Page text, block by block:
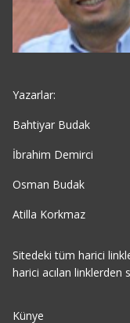
Yazarlar:
Bahtiyar Budak
İbrahim Demirci
Osman Budak
Atilla Korkmaz
Sitedeki tüm harici
harici acılan linklerden
Künye